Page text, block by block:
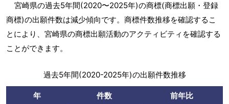
宮崎県の過去5年間(2020〜2025年)の商標(商標出願・登録
商標)の出願件数は減少傾向です。商標件数推移を確認するこ
とにより、宮崎県の商標出願活動のアクティビティを確認する
ことができます。
過去5年間(2020-2025年)の出願件数推移
年 件数
前年比